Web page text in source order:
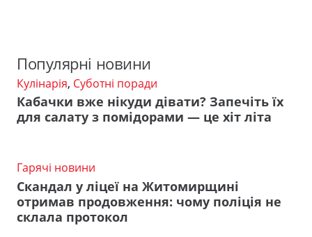
Популярні новини
Кулінарія, Суботні поради
Кабачки вже нікуди дівати? Запечіть їх
для салату з помідорами — це хіт літа
Гарячі новини
Скандал у ліцеї на Житомирщині
отримав продовження: чому поліція не
склала протокол